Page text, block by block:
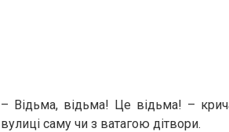
– Відьма, відьма! Це відьма! –
вулиці саму чи з ватагою дітвори.